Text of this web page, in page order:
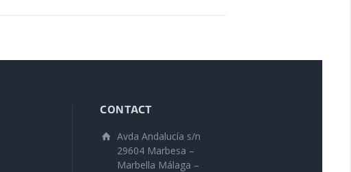
CONTACT
Avda Andalucía s/n
29604 Marbesa –
Marbella Málaga –